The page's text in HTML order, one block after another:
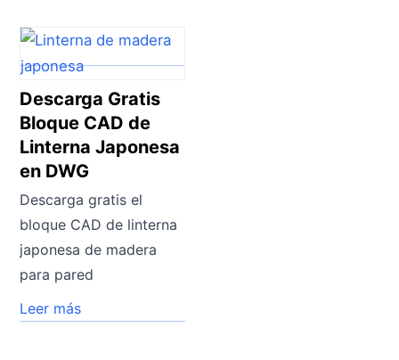
Descarga Gratis
Bloque CAD de
Linterna Japonesa
en DWG
Descarga gratis el
bloque CAD de linterna
japonesa de madera
para pared
Leer más